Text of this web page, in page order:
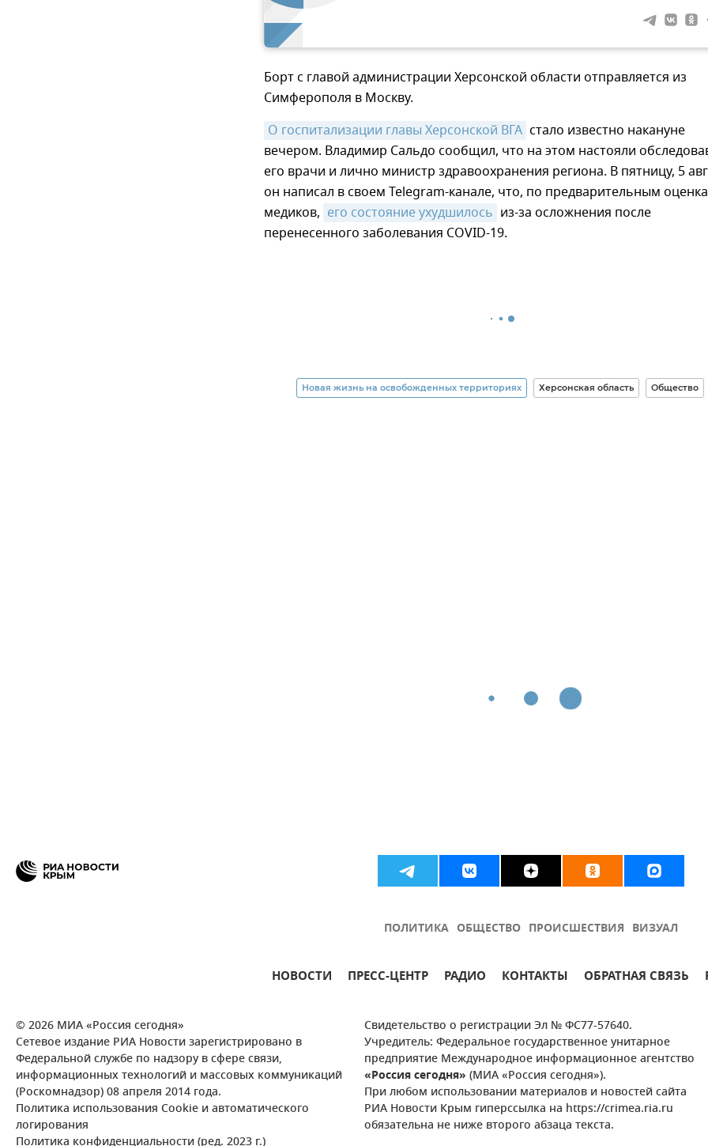
Борт с главой администрации Херсонской области отправляется из
Симферополя в Москву.
О госпитализации главы Херсонской ВГА стало известно накануне
вечером. Владимир Сальдо сообщил, что на этом настояли
его врачи и лично министр здравоохранения региона. В пятницу, 5
он написал в своем Telegram-канале, что, по предварительным
медиков, его состояние ухудшилось из-за осложнения после
перенесенного заболевания COVID-19.
Новая жизнь на освобожденных территориях Херсонская область Общество
ПОЛИТИКА ОБЩЕСТВО ПРОИСШЕСТВИЯ ВИЗУАЛ
НОВОСТИ ПРЕСС-ЦЕНТР РАДИО КОНТАКТЫ ОБРАТНАЯ СВЯЗЬ
© 2026 МИА «Россия сегодня»
Сетевое издание РИА Новости зарегистрировано в
Федеральной службе по надзору в сфере связи,
информационных технологий и массовых коммуникаций
(Роскомнадзор) 08 апреля 2014 года.
Политика использования Cookie и автоматического
логирования
Свидетельство о регистрации Эл № ФС77-57640.
Учредитель: Федеральное государственное унитарное
предприятие Международное информационное агентство
«Россия сегодня» (МИА «Россия сегодня»).
При любом использовании материалов и новостей сайта
РИА Новости Крым гиперссылка на https://crimea.ria.ru
обязательна не ниже второго абзаца текста.